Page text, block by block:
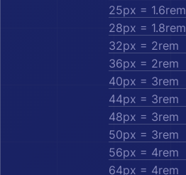
25px = 1.6rem
28px = 1.8rem
32px = 2rem
36px = 2rem
40px = 3rem
44px = 3rem
48px = 3rem
50px = 3rem
56px = 4rem
64px = 4rem